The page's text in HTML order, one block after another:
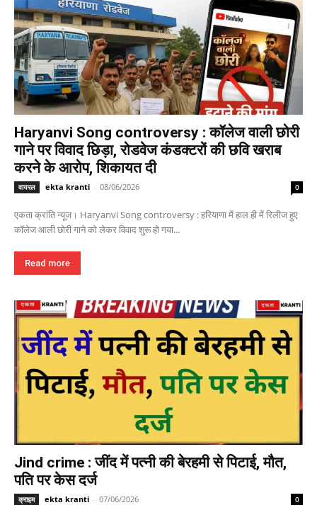
Haryanvi Song controversy : कॉलेज वाली छोरी
गाने पर विवाद छिड़ा, रोडवेज कंडक्टरों की छवि खराब
करने के आरोप, शिकायत दी
वायरल ekta kranti - 08/06/2026 0
एकता क्रांति न्यूज। Haryanvi Song controversy : हरियाणा में हाल ही में रिलीज हुए
कॉलेज आली छोरी गाने को लेकर विवाद शुरू हो गया...
Read more
Jind crime : जींद में पत्नी की बेरहमी से पिटाई, मौत,
पति पर केस दर्ज
क्राइम ekta kranti - 07/06/2026 0